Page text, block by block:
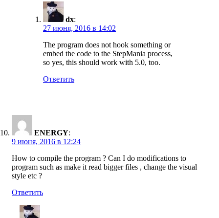
dx:
27 июня, 2016 в 14:02
The program does not hook something or
embed the code to the StepMania process,
so yes, this should work with 5.0, too.
Ответить
ENERGY:
9 июня, 2016 в 12:24
How to compile the program ? Can I do modifications to
program such as make it read bigger files , change the visual
style etc ?
Ответить